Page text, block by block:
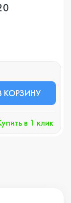
КОРЗИНУ
в 1 клик